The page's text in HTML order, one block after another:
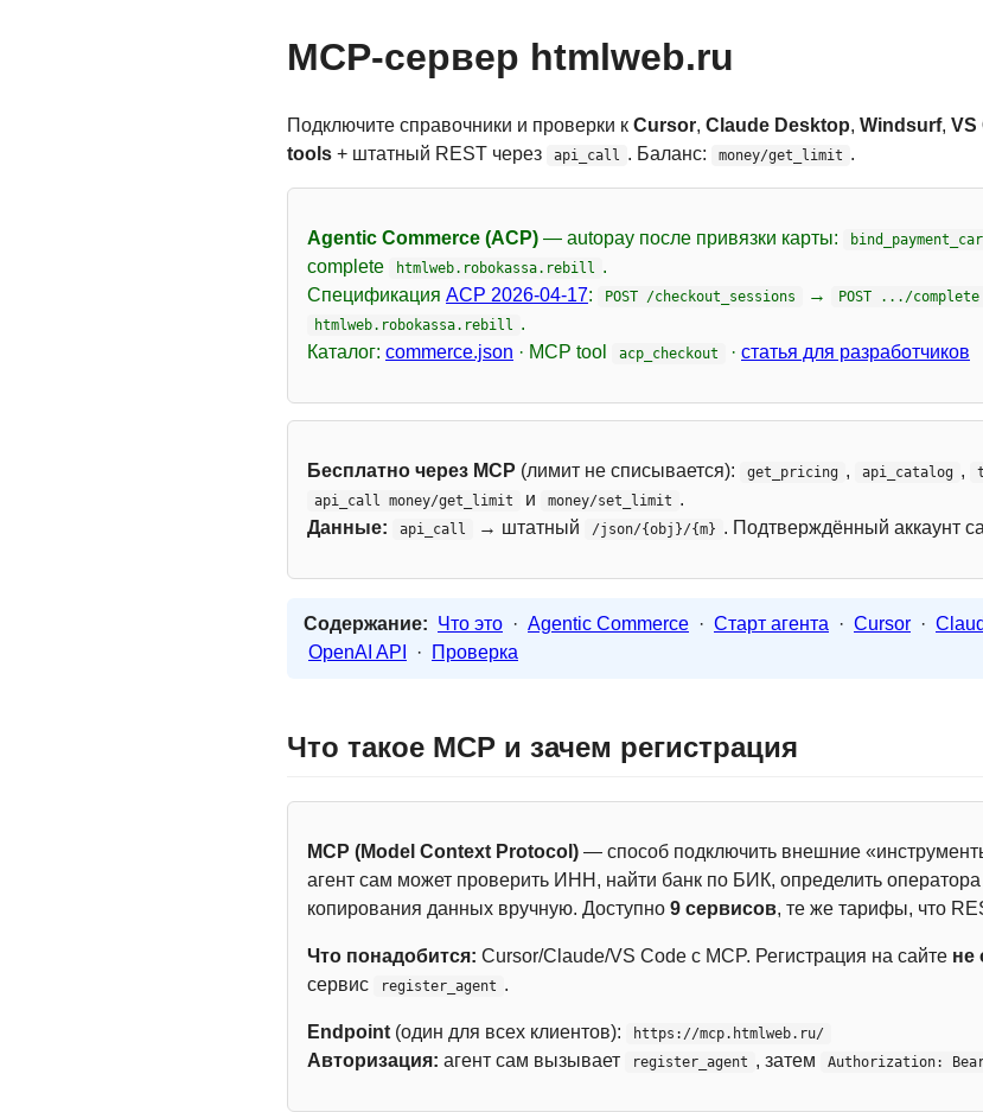
MCP-сервер htmlweb.ru
Подключите справочники и проверки к Cursor, Claude Desktop, Windsurf, VS
tools + штатный REST через api_call . Баланс: money/get_limit .
Agentic Commerce (ACP) — autopay после привязки карты:
complete
htmlweb.robokassa.rebill .
Спецификация ACP 2026-04-17: POST /checkout_sessions → POST .../complete
htmlweb.robokassa.rebill .
Каталог: commerce.json · MCP tool acp_checkout · статья для разработчиков
Бесплатно через MCP (лимит не списывается): get_pricing , api_catalog ,
api_call money/get_limit и money/set_limit .
Данные:
api_call → штатный /json/{obj}/{m} . Подтверждённый аккаунт
Содержание: Что это · Agentic Commerce · Старт агента · Cursor ·
OpenAI API
· Проверка
Что такое MCP и зачем регистрация
MCP (Model Context Protocol) — способ подключить внешние
агент сам может проверить ИНН, найти банк по БИК, определить
копирования данных вручную. Доступно 9 сервисов, те же тарифы, что
Что понадобится: Cursor/Claude/VS Code с MCP. Регистрация на сайте не
сервис
register_agent .
Endpoint (один для всех клиентов): https://mcp.htmlweb.ru/
Авторизация: агент сам вызывает register_agent , затем Authorization: